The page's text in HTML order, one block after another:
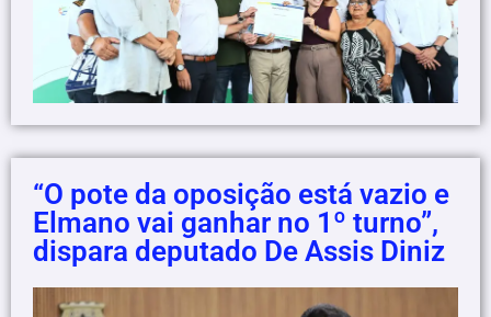
“O pote da oposição está vazio e
Elmano vai ganhar no 1º turno”,
dispara deputado De Assis Diniz